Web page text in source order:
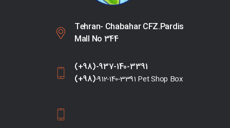
Tehran- Chabahar CFZ.Pardis
Mall No 344
(+98)-937-140-3391
(+98)-912-140-3391 Pet Shop Box